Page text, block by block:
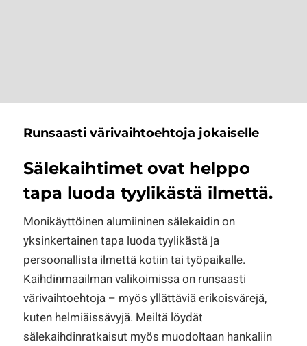
Runsaasti värivaihtoehtoja jokaiselle
Sälekaihtimet ovat helppo
tapa luoda tyylikästä ilmettä.
Monikäyttöinen alumiininen sälekaidin on
yksinkertainen tapa luoda tyylikästä ja
persoonallista ilmettä kotiin tai työpaikalle.
Kaihdinmaailman valikoimissa on runsaasti
värivaihtoehtoja – myös yllättäviä erikoisvärejä,
kuten helmiäissävyjä. Meiltä löydät
sälekaihdinratkaisut myös muodoltaan hankaliin